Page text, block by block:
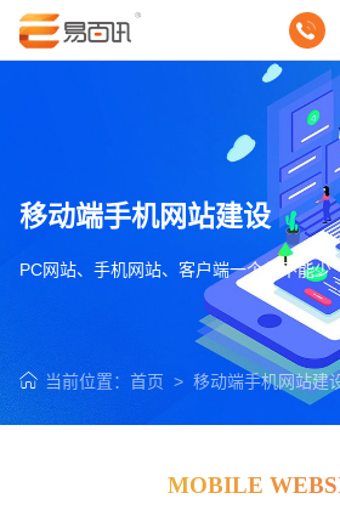
移动端手机网站建设
PC网站、手机网站、客户端一个都不能少
当前位置： 首页 > 移动端手机网站建
MOBILE